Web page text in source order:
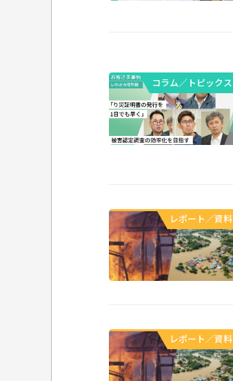
コラム／トピックス
レポート／資料
レポート／資料